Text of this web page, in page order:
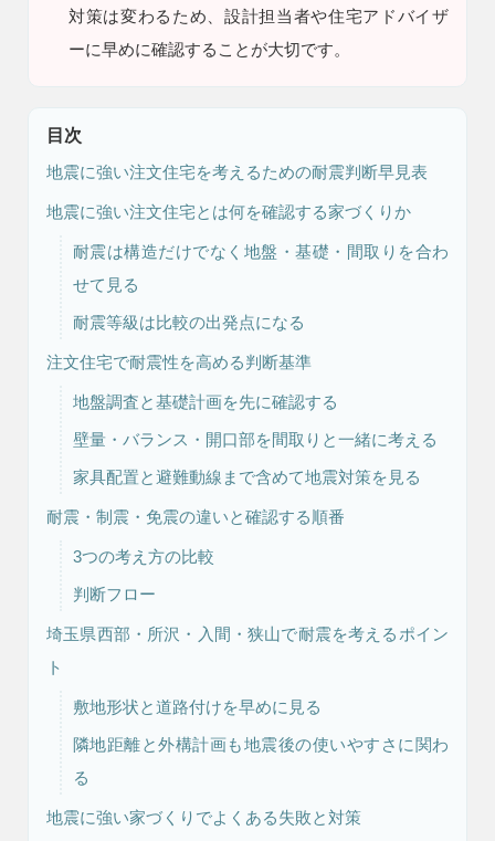
対策は変わるため、設計担当者や住宅アドバイザ
ーに早めに確認することが大切です。
目次
地震に強い注文住宅を考えるための耐震判断早見表
地震に強い注文住宅とは何を確認する家づくりか
耐震は構造だけでなく地盤・基礎・間取りを合わ
せて見る
耐震等級は比較の出発点になる
注文住宅で耐震性を高める判断基準
地盤調査と基礎計画を先に確認する
壁量・バランス・開口部を間取りと一緒に考える
家具配置と避難動線まで含めて地震対策を見る
耐震・制震・免震の違いと確認する順番
3つの考え方の比較
判断フロー
埼玉県西部・所沢・入間・狭山で耐震を考えるポイン
ト
敷地形状と道路付けを早めに見る
隣地距離と外構計画も地震後の使いやすさに関わ
る
地震に強い家づくりでよくある失敗と対策
事業用
04-2968-5522
注文住宅 リフォーム